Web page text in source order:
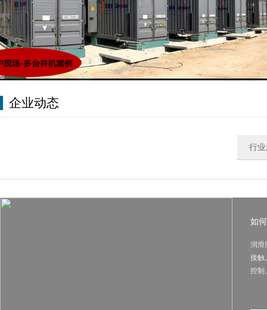
企业动态
行
如
润滑
接触
控制